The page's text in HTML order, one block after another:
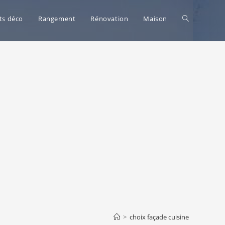
déco Rangement Rénovation Maison Toggle
> choix façade cuisine